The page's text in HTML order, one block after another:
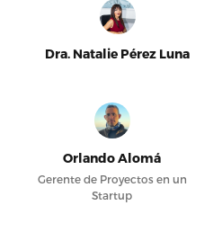
Dra. Natalie Pérez Luna
Orlando Alomá
Gerente de Proyectos en un
Startup